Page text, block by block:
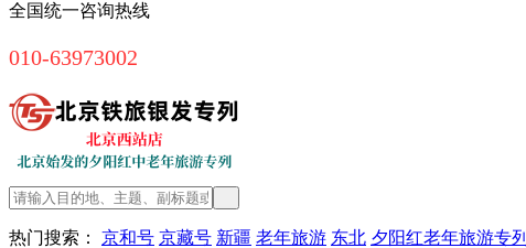
全国统一咨询热线
010-63973002
热门搜索： 京和号 京藏号 新疆 老年旅游 东北 夕阳红老年旅游专列